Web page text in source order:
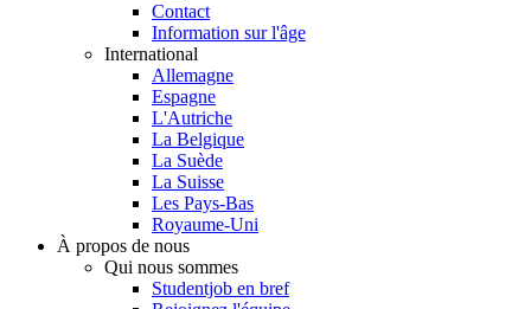
Contact
Information sur l'âge
International
Allemagne
Espagne
L'Autriche
La Belgique
La Suède
La Suisse
Les Pays-Bas
Royaume-Uni
À propos de nous
Qui nous sommes
Studentjob en bref